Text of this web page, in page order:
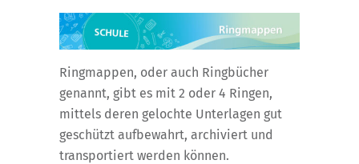
Ringmappen, oder auch Ringbücher
genannt, gibt es mit 2 oder 4 Ringen,
mittels deren gelochte Unterlagen gut
geschützt aufbewahrt, archiviert und
transportiert werden können.